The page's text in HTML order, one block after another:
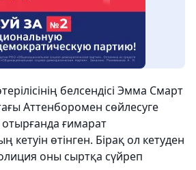
белсендісі Эмма Смарт
Аттенборомен сөйлесуге
ғимарат
кетуін өтінген. Бірақ ол кетуден
оны сыртқа сүйреп